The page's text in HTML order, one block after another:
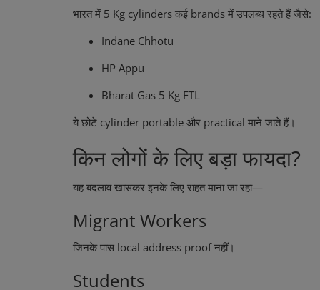
भारत में 5 Kg cylinders कई brands में उपलब्ध रहते हैं जैसे:
Indane Chhotu
HP Appu
Bharat Gas 5 Kg FTL
ये छोटे cylinder portable और practical माने जाते हैं।
किन लोगों के लिए बड़ा फायदा?
यह बदलाव खासकर इनके लिए राहत माना जा रहा—
Migrant Workers
जिनके पास local address proof नहीं।
Students
रिंकू सिंह को थप्पड़ मारा(s...